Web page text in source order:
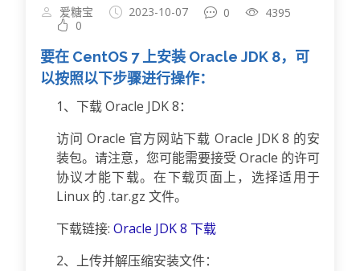
爱糖宝 2023-10-07 0
4395
0
要在 CentOS 7 上安装 Oracle JDK 8，可
以按照以下步骤进行操作：
1、下载 Oracle JDK 8：
访问 Oracle 官方网站下载 Oracle JDK 8 的安
装包。请注意，您可能需要接受 Oracle 的许可
协议才能下载。在下载页面上，选择适用于
Linux 的 .tar.gz 文件。
下载链接: Oracle JDK 8 下载
2、上传并解压缩安装文件：